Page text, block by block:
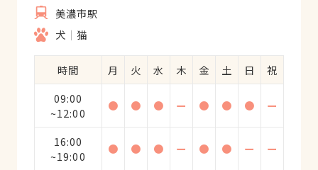
美濃市駅
犬
猫
時間 月 火 水 木 金 土 日
祝
09:00
~12:00
● ● ● ー ● ● ● ー
16:00
~19:00
● ● ● ー ● ● ー
ー